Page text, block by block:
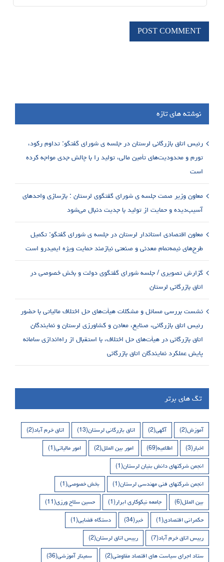
نوشته های تازه
رئیس اتاق بازرگانی لرستان در جلسه ی شورای گفتگو: تداوم رکود،
تورم و محدودیت‌های تأمین مالی، تولید را با چالش جدی مواجه کرده
است
معاون وزیر صمت جلسه ی شورای گفتگوی لرستان : بازسازی واحدهای
آسیب‌دیده و حمایت از تولید با جدیت دنبال می‌شود
معاون اقتصادی استاندار لرستان در جلسه ی شورای گفتگو: تکمیل
طرح‌های نیمه‌تمام معدنی و صنعتی نیازمند حمایت ویژه ایمیدرو است
گزارش تصویری / جلسه شورای گفتگوی دولت و بخش خصوصی در
اتاق بازرگانی لرستان
نشست بررسی مسائل و مشکلات هیأت‌های حل اختلاف مالیاتی با حضور
رئیس اتاق بازرگانی، صنایع، معادن و کشاورزی لرستان و نمایندگان
اتاق بازرگانی در هیأت‌های حل اختلاف، با استقبال از راه‌اندازی سامانه
پایش عملکرد نمایندگان اتاق بازرگانی
تگ های برتر
آموزش(2) آگهی(2) اتاق بازرگانی لرستان(13) اتاق خرم آباد(2)
اخبار(3) اطلاعیه(69) امور بین الملل(2) امور مالیاتی(1)
انجمن شرکتهای دانش بنیان لرستان(1)
انجمن شرکتهای فنی مهندسی لرستان(1) بخش خصوصی(1)
بین الملل(6) جامعه نیکوکاری ابرار(1) حسین سلاح ورزی(11)
حکمرانی اقتصادی(1) خبر(34) دستگاه قضایی(1)
رییس اتاق خرم آباد(7) رییس اتاق لرستان(2)
ستاد اجرای سیاست های اقتصاد مقاومتی(2) سمینار آموزشی(36)